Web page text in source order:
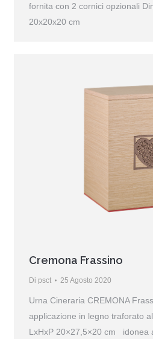
fornita con 2 cornici opzionali
20x20x20 cm
Cremona Frassino
Di psct 25 Agosto 2020
Urna Cineraria CREMONA
applicazione in legno traforato
LxHxP 20×27,5×20 cm idonea